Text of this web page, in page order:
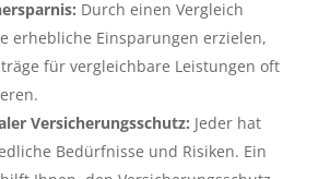
Durch einen Vergleich
erhebliche Einsparungen erzielen,
für vergleichbare Leistungen oft
Versicherungsschutz: Jeder hat
Bedürfnisse und Risiken. Ein